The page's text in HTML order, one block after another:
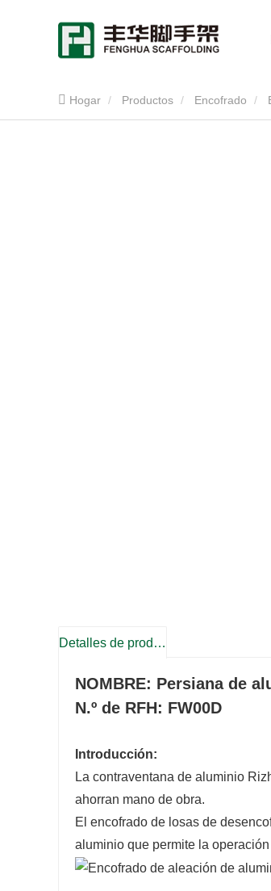
Hogar Productos Encofrado
Detalles de producto
NOMBRE: Persiana de
N.º de RFH: FW00D
Introducción:
La contraventana de aluminio
ahorran mano de obra.
El encofrado de losas de
aluminio que permite la